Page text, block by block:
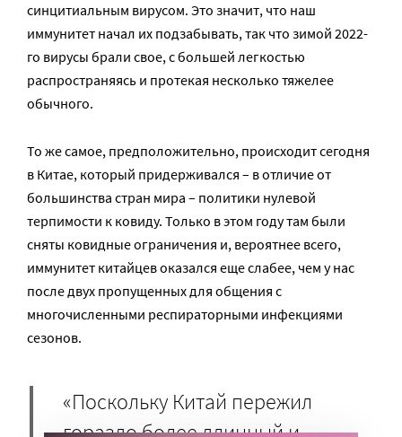
синцитиальным вирусом. Это значит, что наш
иммунитет начал их подзабывать, так что зимой 2022-
го вирусы брали свое, с большей легкостью
распространяясь и протекая несколько тяжелее
обычного.
То же самое, предположительно, происходит сегодня
в Китае, который придерживался – в отличие от
большинства стран мира – политики нулевой
терпимости к ковиду. Только в этом году там были
сняты ковидные ограничения и, вероятнее всего,
иммунитет китайцев оказался еще слабее, чем у нас
после двух пропущенных для общения с
многочисленными респираторными инфекциями
сезонов.
«Поскольку Китай пережил